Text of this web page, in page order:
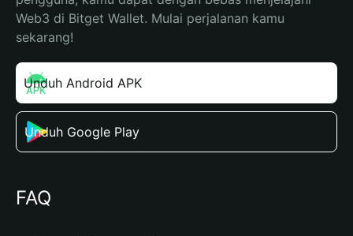
Web3 di Bitget Wallet. Mulai perjalanan kamu
sekarang!
Unduh Android APK
Unduh Google Play
FAQ